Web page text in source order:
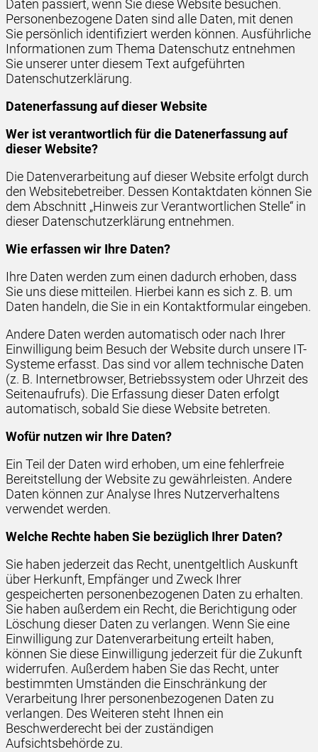
Daten passiert, wenn Sie diese Website besuchen.
Personenbezogene Daten sind alle Daten, mit denen
Sie persönlich identifiziert werden können. Ausführliche
Informationen zum Thema Datenschutz entnehmen
Sie unserer unter diesem Text aufgeführten
Datenschutzerklärung.
Datenerfassung auf dieser Website
Wer ist verantwortlich für die Datenerfassung auf
dieser Website?
Die Datenverarbeitung auf dieser Website erfolgt durch
den Websitebetreiber. Dessen Kontaktdaten können Sie
dem Abschnitt „Hinweis zur Verantwortlichen Stelle“ in
dieser Datenschutzerklärung entnehmen.
Wie erfassen wir Ihre Daten?
Ihre Daten werden zum einen dadurch erhoben, dass
Sie uns diese mitteilen. Hierbei kann es sich z. B. um
Daten handeln, die Sie in ein Kontaktformular eingeben.
Andere Daten werden automatisch oder nach Ihrer
Einwilligung beim Besuch der Website durch unsere IT-
Systeme erfasst. Das sind vor allem technische Daten
(z. B. Internetbrowser, Betriebssystem oder Uhrzeit des
Seitenaufrufs). Die Erfassung dieser Daten erfolgt
automatisch, sobald Sie diese Website betreten.
Wofür nutzen wir Ihre Daten?
Ein Teil der Daten wird erhoben, um eine fehlerfreie
Bereitstellung der Website zu gewährleisten. Andere
Daten können zur Analyse Ihres Nutzerverhaltens
verwendet werden.
Welche Rechte haben Sie bezüglich Ihrer Daten?
Sie haben jederzeit das Recht, unentgeltlich Auskunft
über Herkunft, Empfänger und Zweck Ihrer
gespeicherten personenbezogenen Daten zu erhalten.
Sie haben außerdem ein Recht, die Berichtigung oder
Löschung dieser Daten zu verlangen. Wenn Sie eine
Einwilligung zur Datenverarbeitung erteilt haben,
können Sie diese Einwilligung jederzeit für die Zukunft
widerrufen. Außerdem haben Sie das Recht, unter
bestimmten Umständen die Einschränkung der
Verarbeitung Ihrer personenbezogenen Daten zu
verlangen. Des Weiteren steht Ihnen ein
Beschwerderecht bei der zuständigen
Aufsichtsbehörde zu.